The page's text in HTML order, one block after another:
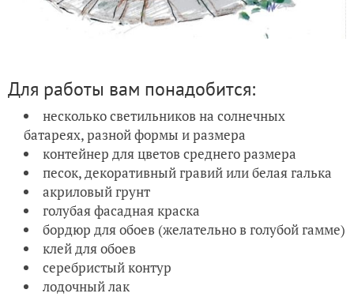
Для работы вам понадобится:
несколько светильников на солнечных
батареях, разной формы и размера
контейнер для цветов среднего размера
песок, декоративный гравий или белая галька
акриловый грунт
голубая фасадная краска
бордюр для обоев (желательно в голубой гамме)
клей для обоев
серебристый контур
лодочный лак